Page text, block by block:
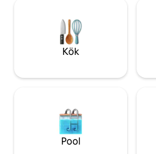
Kök
Pool